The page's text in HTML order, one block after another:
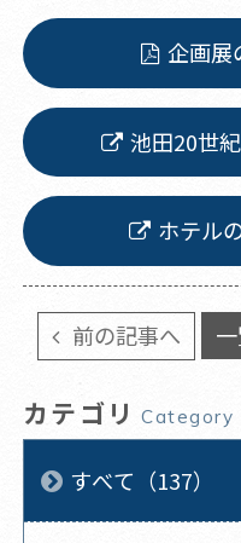
企画展
池田20世
ホテル
前の記事へ
カテゴリ Category
すべて（137）